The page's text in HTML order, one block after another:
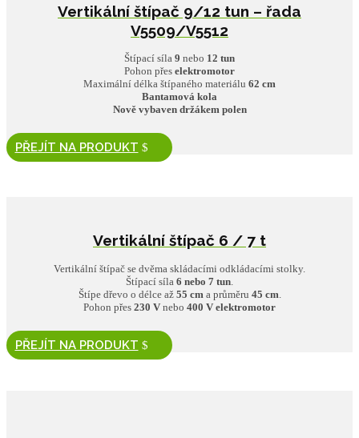
Vertikální štípač 9/12 tun – řada
V5509/V5512
Štípací síla 9 nebo 12 tun
Pohon přes elektromotor
Maximální délka štípaného materiálu 62 cm
Bantamová kola
Nově vybaven držákem polen
PŘEJÍT NA PRODUKT
Vertikální štípač 6 / 7 t
Vertikální štípač se dvěma skládacími odkládacími stolky.
Štípací síla 6 nebo 7 tun.
Štípe dřevo o délce až 55 cma průměru 45 cm.
Pohon přes 230 V nebo 400 V elektromotor
PŘEJÍT NA PRODUKT